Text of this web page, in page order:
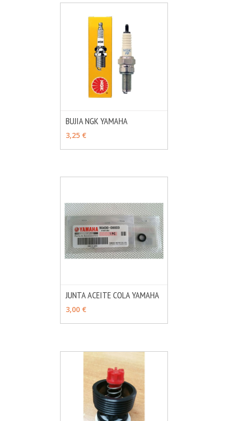
BUJIA NGK YAMAHA
3,25 €
JUNTA ACEITE COLA YAMAHA
3,00 €